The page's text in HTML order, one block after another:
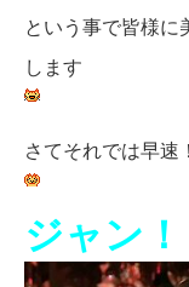
という事で皆様に
します
さてそれでは早速！
ジャン！